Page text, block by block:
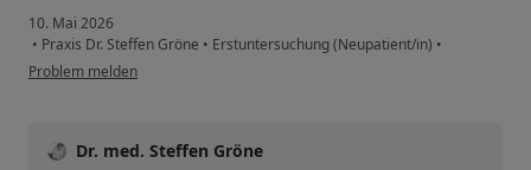
10. Mai 2026
• Praxis Dr. Steffen Gröne • Erstuntersuchung (Neupatient/in) •
Problem melden
Dr. med. Steffen Gröne